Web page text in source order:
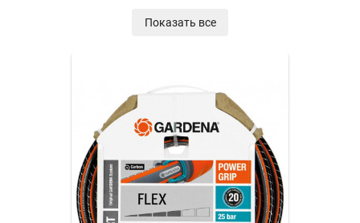
Показать все